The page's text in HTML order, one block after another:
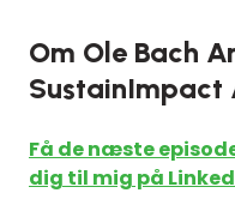
Om Ole Bach
SustainImpact
Få de næste
dig til mig på